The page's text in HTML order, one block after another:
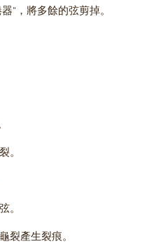
"，將多餘的弦剪掉。
。
。
裂產生裂痕。